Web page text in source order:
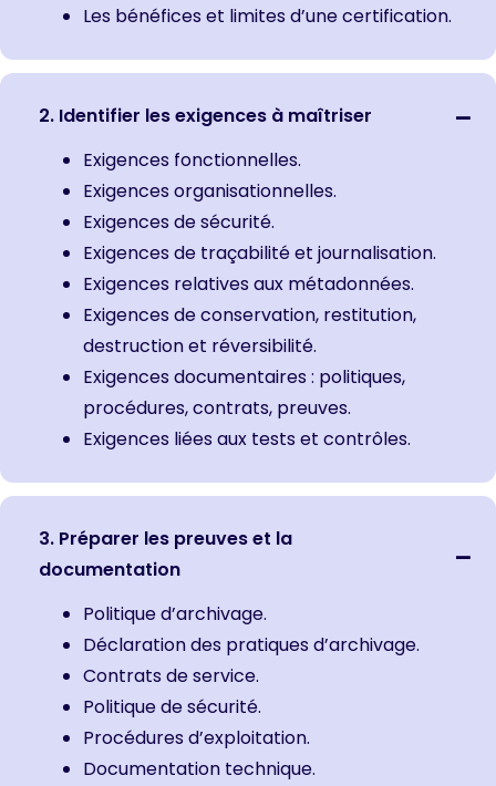
Les bénéfices et limites d’une certification.
2. Identifier les exigences à maîtriser
Exigences fonctionnelles.
Exigences organisationnelles.
Exigences de sécurité.
Exigences de traçabilité et journalisation.
Exigences relatives aux métadonnées.
Exigences de conservation, restitution,
destruction et réversibilité.
Exigences documentaires : politiques,
procédures, contrats, preuves.
Exigences liées aux tests et contrôles.
3. Préparer les preuves et la
documentation
Politique d’archivage.
Déclaration des pratiques d’archivage.
Contrats de service.
Politique de sécurité.
Procédures d’exploitation.
Documentation technique.